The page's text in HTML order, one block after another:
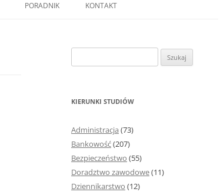
PORADNIK
JAK ZBIERAĆ I OPRACOWYWAĆ
BIBLIOGRAFICZNYCH
ZAWARTOŚĆ I ROZMIAR PRACY
DYPLOMOWEJ
KONTAKT
KIERUNKI STUDIÓW
Administracja (73)
Bankowość(207)
Bezpieczeństwo (55)
Doradztwo zawodowe(11)
Dziennikarstwo (12)